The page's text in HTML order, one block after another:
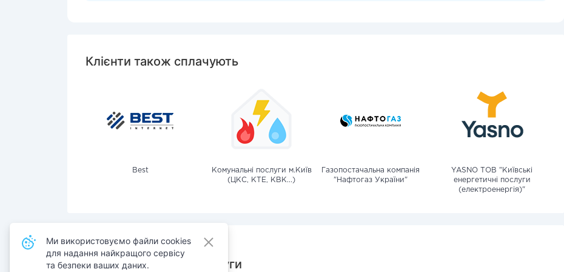
Клієнти також сплачують
Best
Комунальні послуги м.Київ
(ЦКС, КТЕ, КВК...)
Газопостачальна компанія
"Нафтогаз України"
YASNO ТОВ "Київські
енергетичні послуги
(електроенергія)"
Також сплачують послуги
Ми використовуємо файли cookies
для надання найкращого сервісу
та безпеки ваших даних.